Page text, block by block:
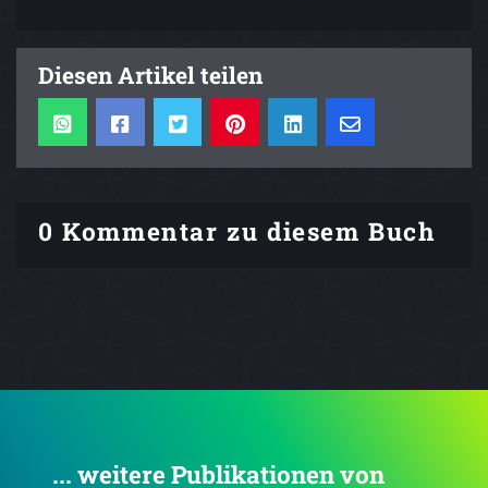
Diesen Artikel teilen
0 Kommentar zu diesem Buch
... weitere Publikationen von